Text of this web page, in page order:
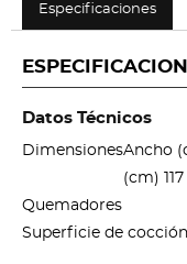
Especificaciones
Datos Técnicos
DimensionesAncho
(cm) 117
Quemadores
Superficie de cocción